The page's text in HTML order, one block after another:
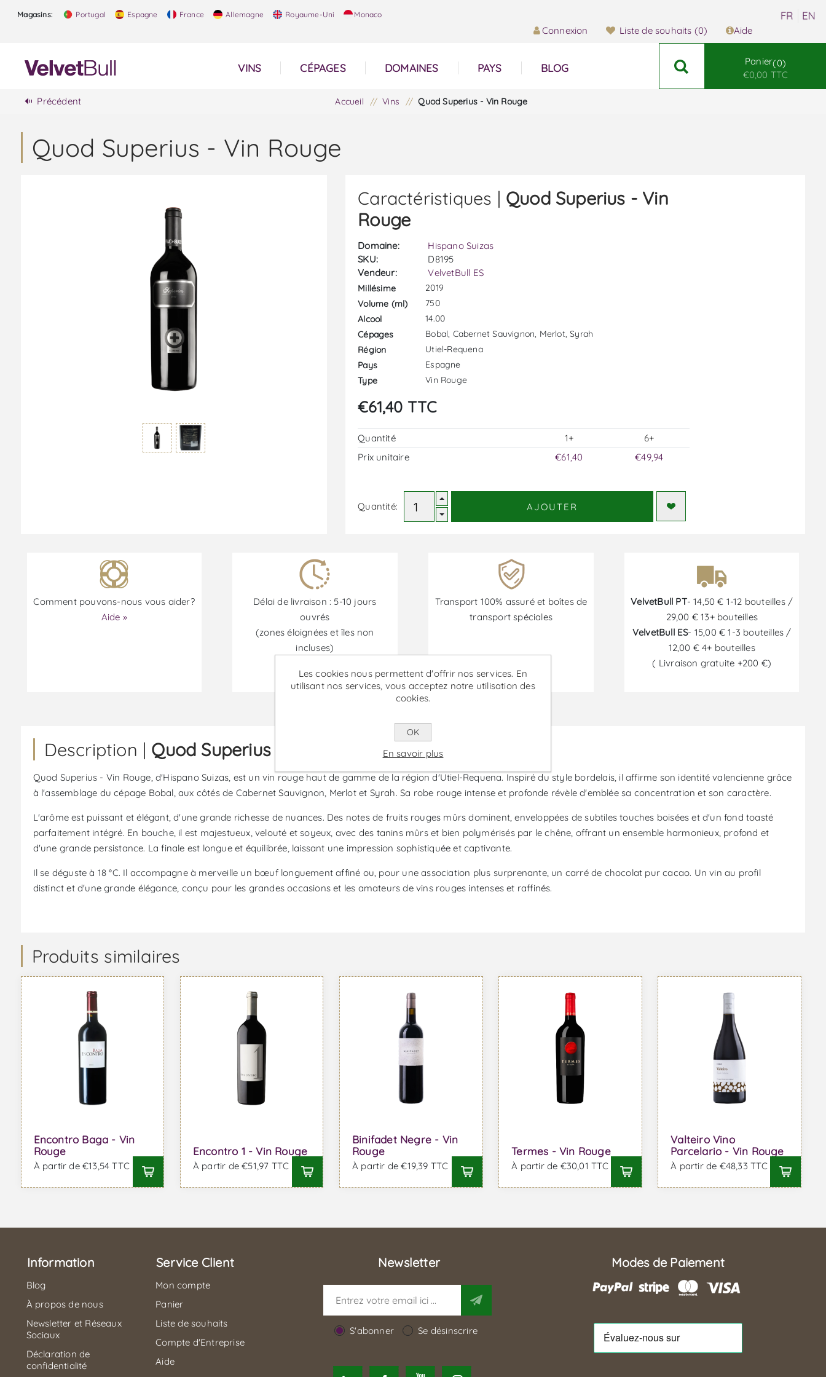
Magasins: Portugal Espagne France Allemagne Royaume-Uni Monaco
Connexion Liste de souhaits (0) Aide
VINS CÉPAGES DOMAINES PAYS BLOG
Panier 0
€0,00 TTC
Précédent Accueil / Vins / Quod Superius - Vin Rouge
Quod Superius - Vin Rouge
Caractéristiques | Quod Superius - Vin
Rouge
Domaine:
Hispano Suizas
SKU:
D8195
Vendeur:
VelvetBull ES
Millésime
2019
Volume (ml)
750
Alcool
14.00
Cépages
Bobal, Cabernet Sauvignon, Merlot, Syrah
Région
Utiel-Requena
Pays
Espagne
Type
Vin Rouge
€61,40 TTC
Quantité 1+
6+
Prix ​​unitaire
€61,40 €49,94
Quantité: AJOUTER
Comment pouvons-nous vous aider?
Aide »
Délai de livraison : 5-10 jours
ouvrés
(zones éloignées et îles non
incluses)
Transport 100% assuré et boîtes de
transport spéciales
VelvetBull PT- 14,50 € 1-12 bouteilles /
29,00 € 13+ bouteilles
VelvetBull ES- 15,00 € 1-3 bouteilles /
12,00 € 4+ bouteilles
( Livraison gratuite +200 €)
Les promotions sont disponibles du 30/06/2026 au 30/09/2026
Description | Quod Superius - Vin Rouge
Quod Superius - Vin Rouge, d'Hispano Suizas, est un vin rouge haut de gamme de la région d'Utiel-Requena. Inspiré du style bordelais, il affirme son identité valencienne grâce
à l'assemblage du cépage Bobal, aux côtés de Cabernet Sauvignon, Merlot et Syrah. Sa robe rouge intense et profonde révèle d'emblée sa concentration et son caractère.
L'arôme est puissant et élégant, d'une grande richesse de nuances. Des notes de fruits rouges mûrs dominent, enveloppées de subtiles touches boisées et d'un fond toasté
parfaitement intégré. En bouche, il est majestueux, velouté et soyeux, avec des tanins mûrs et bien polymérisés par le chêne, offrant un ensemble harmonieux, profond et
d'une grande persistance. La finale est longue et équilibrée, laissant une impression sophistiquée et captivante.
Il se déguste à 18 °C. Il accompagne à merveille un bœuf longuement affiné ou, pour une association plus surprenante, un carré de chocolat pur cacao. Un vin au profil
distinct et d'une grande élégance, conçu pour les grandes occasions et les amateurs de vins rouges intenses et raffinés.
Produits similaires
Encontro Baga - Vin
Rouge
À partir de €13,54 TTC
Encontro 1 - Vin Rouge
À partir de €51,97 TTC
Binifadet Negre - Vin
Rouge
À partir de €19,39 TTC
Termes - Vin Rouge
À partir de €30,01 TTC
Valteiro Vino
Parcelario - Vin Rouge
À partir de €48,33 TTC
Information
Blog
À propos de nous
Newsletter et Réseaux
Sociaux
Déclaration de
confidentialité
Service Client
Mon compte
Panier
Liste de souhaits
Compte d'Entreprise
Aide
Newsletter
S'abonner Se désinscrire
Modes de Paiement
Les cookies nous permettent d'offrir nos services. En
utilisant nos services, vous acceptez notre utilisation des
cookies.
OK
En savoir plus